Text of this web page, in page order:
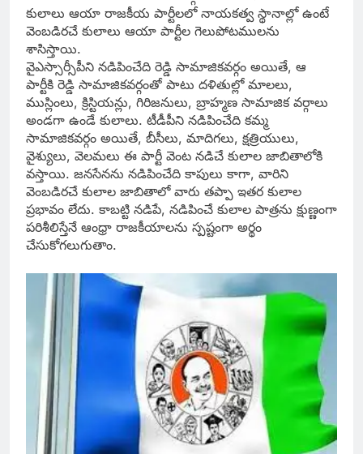
కులాలు ఆయా రాజకీయ పార్టీలలో నాయకత్వ స్థానాల్లో ఉంటే
వెంబడిరచే కులాలు ఆయా పార్టీల గెలుపోటములను
శాసిస్తాయి.
వైఎస్సార్సీపీని నడిపించేది రెడ్డి సామాజికవర్గం అయితే, ఆ
పార్టీకి రెడ్డి సామాజికవర్గంతో పాటు దళితుల్లో మాలలు,
ముస్లింలు, క్రిస్టియన్లు, గిరిజనులు, బ్రాహ్మణ సామాజిక వర్గాలు
అండగా ఉండే కులాలు. టీడీపీని నడిపించేది కమ్మ
సామాజికవర్గం అయితే, బీసీలు, మాదిగలు, క్షత్రియులు,
వైశ్యులు, వెలమలు ఈ పార్టీ వెంట నడిచే కులాల జాబితాలోకి
వస్తాయి. జనసేనను నడిపించేది కాపులు కాగా, వారిని
వెంబడిరచే కులాల జాబితాలో వారు తప్పా ఇతర కులాల
ప్రభావం లేదు. కాబట్టి నడిపే, నడిపించే కులాల పాత్రను క్షుణ్ణంగా
పరిశీలిస్తేనే ఆంధ్రా రాజకీయాలను స్పష్టంగా అర్థం
చేసుకోగలుగుతాం.